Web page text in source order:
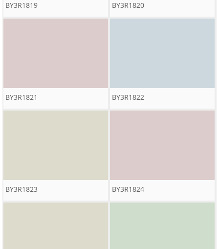
BY3R1819 BY3R1820
BY3R1821 BY3R1822
BY3R1823 BY3R1824